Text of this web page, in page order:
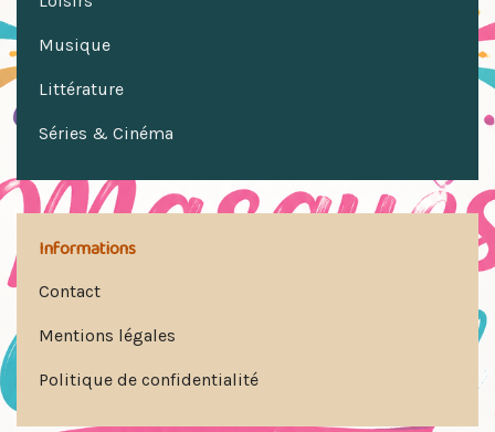
Musique
Littérature
Séries & Cinéma
Informations
Contact
Mentions légales
Politique de confidentialité